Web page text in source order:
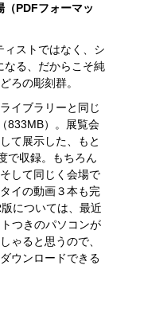
（PDFフォーマッ
ィストではなく、シ
なる、だからこそ純
ろの彫刻群。
イブラリーと同じ
833MB）。展覧会
て展示した、もと
で収録。もちろん
して同じく会場で
イの動画３本も完
については、最近
つきのパソコンが
ゃると思うので、
ウンロードできる